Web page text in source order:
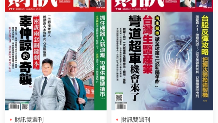
財訊雙週刊 財訊雙週刊